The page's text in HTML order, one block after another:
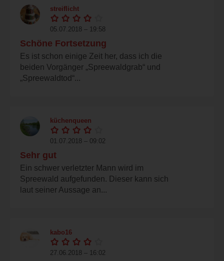
streiflicht
05.07.2018 – 19:58
Schöne Fortsetzung
Es ist schon einige Zeit her, dass ich die
beiden Vorgänger „Spreewaldgrab“ und
„Spreewaldtod“...
küchenqueen
01.07.2018 – 09:02
Sehr gut
Ein schwer verletzter Mann wird im
Spreewald aufgefunden. Dieser kann sich
laut seiner Aussage an...
kabo16
27.06.2018 – 16:02